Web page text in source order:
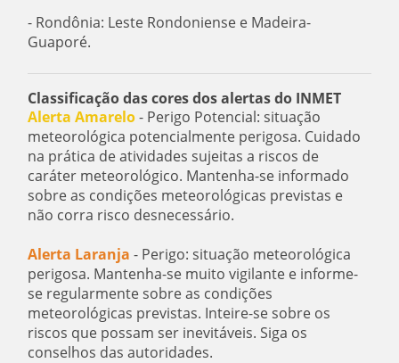
- Rondônia: Leste Rondoniense e Madeira-
Guaporé.
Classificação das cores dos alertas do INMET
Alerta Amarelo- Perigo Potencial: situação
meteorológica potencialmente perigosa. Cuidado
na prática de atividades sujeitas a riscos de
caráter meteorológico. Mantenha-se informado
sobre as condições meteorológicas previstas e
não corra risco desnecessário.
Alerta Laranja - Perigo: situação meteorológica
perigosa. Mantenha-se muito vigilante e informe-
se regularmente sobre as condições
meteorológicas previstas. Inteire-se sobre os
riscos que possam ser inevitáveis. Siga os
conselhos das autoridades.